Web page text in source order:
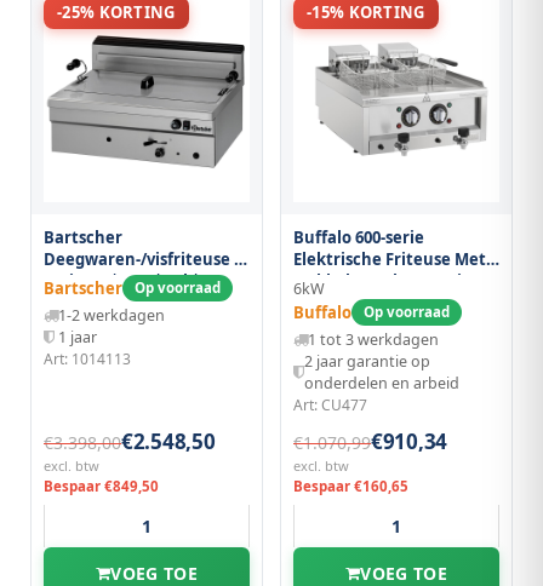
-25% KORTING
Bartscher
Deegwaren-/visfriteuse |
Serie BF | Gas | 20l |
120°c/190°c | 14kw | Piëzo
Ontsteking | Aftapkraan
| 700x585x390(h)mm
Bartscher Op voorraad
1-2 werkdagen
1 jaar
Art: 1014113
€3.398,00€2.548,50
excl. btw
Bespaar €849,50
VOEG TOE
-15% KORTING
Buffalo 600-serie
Elektrische Friteuse Met
Dubbele Tank, 2 x 8 Liter
6kW
Buffalo Op voorraad
1 tot 3 werkdagen
2 jaar garantie op
onderdelen en arbeid
Art: CU477
€1.070,99€910,34
excl. btw
Bespaar €160,65
VOEG TOE